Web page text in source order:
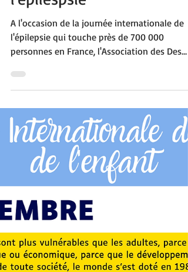
13 févr. 2023 1 min de lecture
13 février • Journée
internationale de
l'épilespsie
A l'occasion de la journée internationale de
l'épilepsie qui touche près de 700 000
personnes en France, l'Association des Des